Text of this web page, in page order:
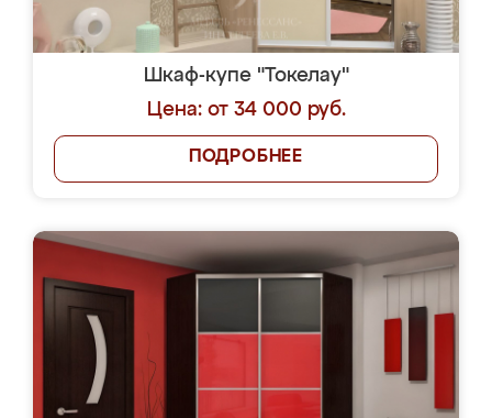
Шкаф-купе "Токелау"
Цена: от 34 000 руб.
ПОДРОБНЕЕ